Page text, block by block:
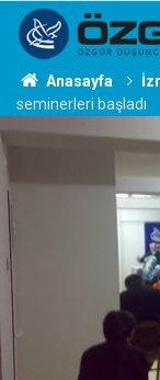
Anasayfa
seminerleri başladı